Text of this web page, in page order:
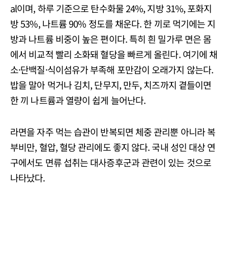
al이며, 하루 기준으로 탄수화물 24%, 지방 31%, 포화지
방 53%, 나트륨 90% 정도를 채운다. 한 끼로 먹기에는 지
방과 나트륨 비중이 높은 편이다. 특히 흰 밀가루 면은 몸
에서 비교적 빨리 소화돼 혈당을 빠르게 올린다. 여기에 채
소·단백질·식이섬유가 부족해 포만감이 오래가지 않는다.
밥을 말아 먹거나 김치, 단무지, 만두, 치즈까지 곁들이면
한 끼 나트륨과 열량이 쉽게 늘어난다.
라면을 자주 먹는 습관이 반복되면 체중 관리뿐 아니라 복
부비만, 혈압, 혈당 관리에도 좋지 않다. 국내 성인 대상 연
구에서도 면류 섭취는 대사증후군과 관련이 있는 것으로
나타났다.